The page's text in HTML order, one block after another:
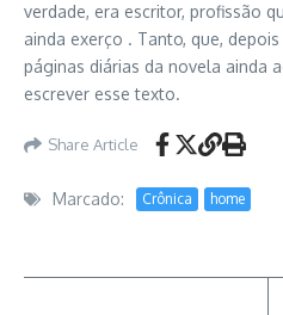
verdade, era escritor, profissão
ainda exerço . Tanto, que,
páginas diárias da novela ainda
escrever esse texto.
Share Article
Marcado: Crônica home